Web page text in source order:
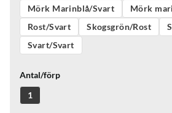
Mörk Marinblå/Svart
Mörk
Rost/Svart
Skogsgrön/Rost
Svart/Svart
Antal/förp
1